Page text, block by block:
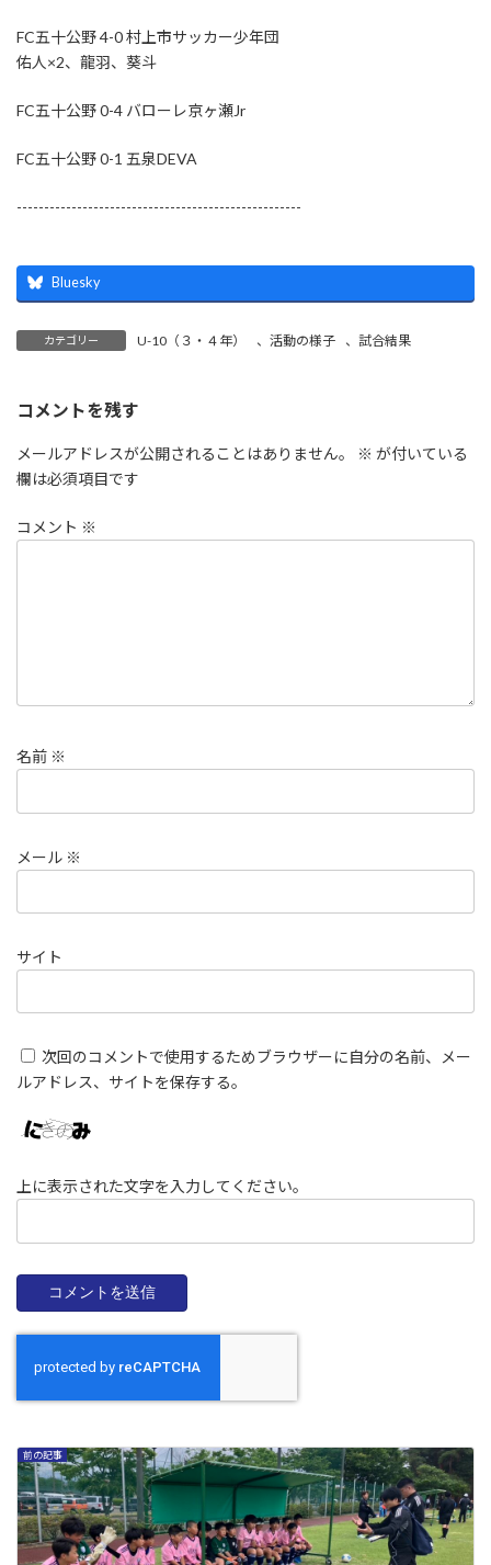
FC五十公野 4-0 村上市サッカー少年団
佑人×2、龍羽、葵斗
FC五十公野 0-4 バローレ京ヶ瀬Jr
FC五十公野 0-1 五泉DEVA
----------------------------------------------------
Bluesky
カテゴリー U-10（３・４年） 、 活動の様子 、試合結果
コメントを残す
メールアドレスが公開されることはありません。 ※ が付いている
欄は必須項目です
コメント ※
名前 ※
メール ※
サイト
次回のコメントで使用するためブラウザーに自分の名前、メー
ルアドレス、サイトを保存する。
上に表示された文字を入力してください。
前の記事